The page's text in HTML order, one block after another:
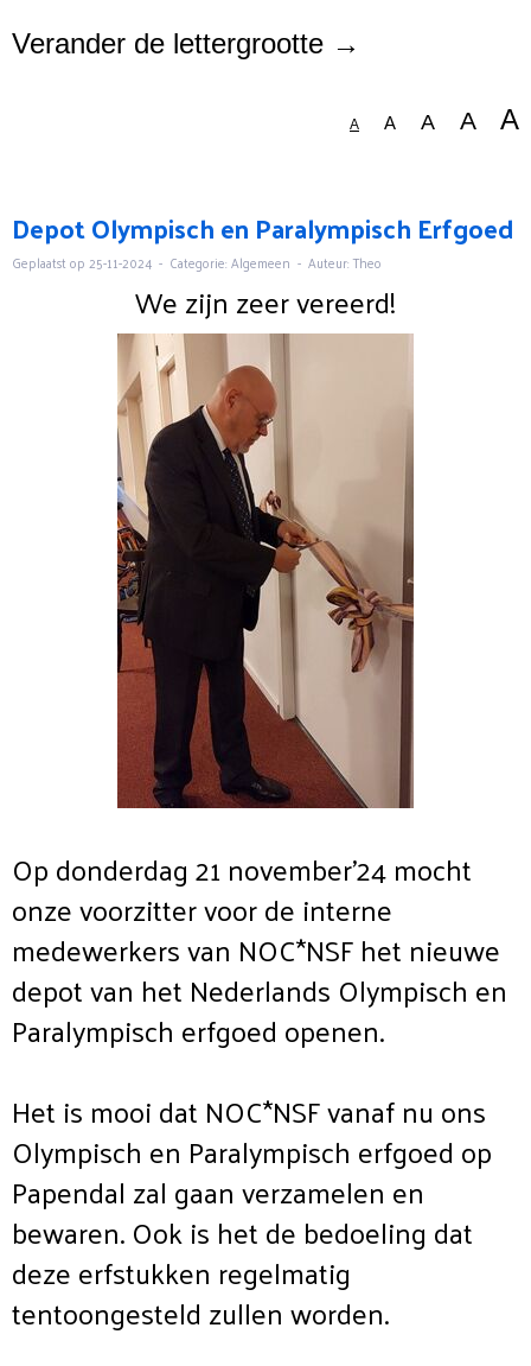
Verander de lettergrootte →
A A A A A
Depot Olympisch en Paralympisch Erfgoed
Geplaatst op 25-11-2024 - Categorie: Algemeen - Auteur: Theo
We zijn zeer vereerd!
Op donderdag 21 november'24 mocht
onze voorzitter voor de interne
medewerkers van NOC*NSF het nieuwe
depot van het Nederlands Olympisch en
Paralympisch erfgoed openen.
Het is mooi dat NOC*NSF vanaf nu ons
Olympisch en Paralympisch erfgoed op
Papendal zal gaan verzamelen en
bewaren. Ook is het de bedoeling dat
deze erfstukken regelmatig
tentoongesteld zullen worden.